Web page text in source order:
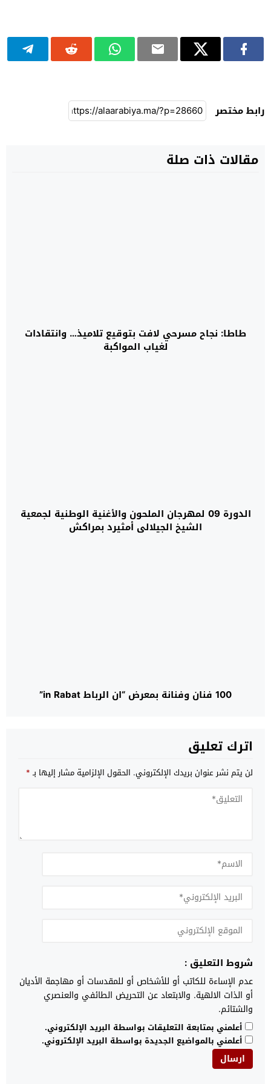
رابط مختصر
مقالات ذات صلة
طاطا: نجاح مسرحي لافت بتوقيع تلاميذ… وانتقادات
لغياب المواكبة
الدورة 09 لمهرجان الملحون والأغنية الوطنية لجمعية
الشيخ الجيلالي أمثيرد بمراكش
100 فنان وفنانة بمعرض “ان الرباط in Rabat”
اترك تعليق
لن يتم نشر عنوان بريدك الإلكتروني. الحقول الإلزامية مشار إليها بـ*
شروط التعليق :
عدم الإساءة للكاتب أو للأشخاص أو للمقدسات أو مهاجمة الأديان
أو الذات الالهية. والابتعاد عن التحريض الطائفي والعنصري
والشتائم.
أعلمني بمتابعة التعليقات بواسطة البريد الإلكتروني.
أعلمني بالمواضيع الجديدة بواسطة البريد الإلكتروني.